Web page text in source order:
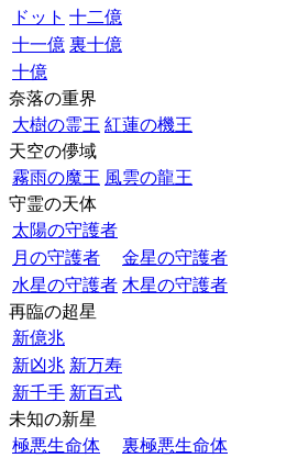
ドット 十二億
十一億 裏十億
十億
奈落の重界
大樹の霊王 紅蓮の機王
天空の儚域
霧雨の魔王 風雲の龍王
守霊の天体
太陽の守護者
月の守護者
金星の守護者
水星の守護者 木星の守護者
再臨の超星
新億兆
新凶兆 新万寿
新千手 新百式
未知の新星
極悪生命体
裏極悪生命体